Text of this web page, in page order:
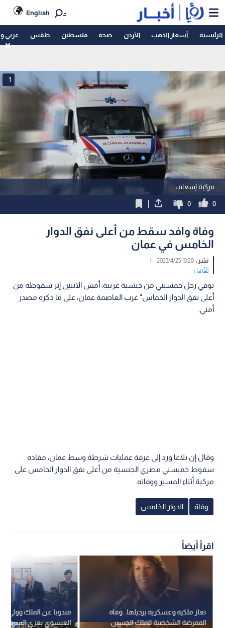
English
الرئيسية أسعار الذهب الأردن صحة فلسطين طقس عربي
مركبة إسعاف
1
0
0
وفاة وافد سقط من أعلى نفق الدوار
الخامس في عمان
نشر :10:20 2023/4/25
|
الأردن
توفي رجل خمسيني من جنسية عربية، أمس الاثنين إثر سقوطه من
أعلى نفق الدوار الخماس" غرب العاصمة عمان، على ما ذكره مصدر
أمني.
وقال إن بلاغا ورد إلى غرفة عمليات شرطة وسط عمان، مفاده
سقوط خميسني مصري الجنسية من أعلى نفق الدوار الخامس على
مركبة أثناء المسير ووفاته.
وفاة الدوار الخامس
اقرأ أيضاً
مندوبا عن الملك وولي
العيسوي يعزي السرحان
تعاز ملكية وعسكرية برحيلها.. وفاة
الممرضة الشخصية للملك الحسين